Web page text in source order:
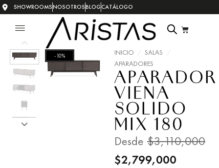
SHOWROOMSNOSOTROSBLOGCATÁLOGO
-10% INICIO / SALAS
/
APARADORES
APARADOR
VIENA
SOLIDO
MIX 180
Desde $3,110,000
$2,799,000